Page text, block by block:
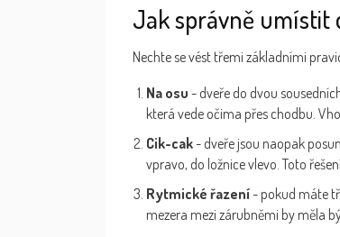
Jak správně umístit
Nechte se vést třemi základními
Na osu - dveře do dvou
která vede očima přes chodbu.
Cik-cak- dveře jsou naopak
vpravo, do ložnice vlevo. Toto
Rytmické řazení- pokud máte
mezera mezi zárubněmi by měla